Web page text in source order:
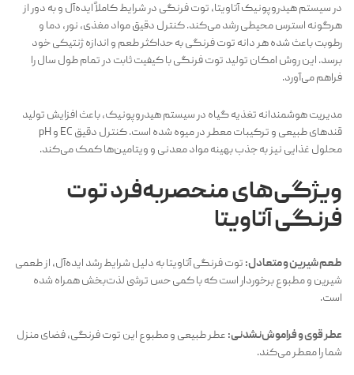
در سیستم هیدروپونیک آتاویتا، توت فرنگی در شرایط کاملاً ایده‌آل و به دور از
هرگونه استرس محیطی رشد می‌کند. کنترل دقیق مواد مغذی، نور، دما و
رطوبت باعث شده هر دانه توت فرنگی به حداکثر طعم و اندازه ژنتیکی خود
برسد. این روش امکان تولید توت فرنگی با کیفیت ثابت در تمام طول سال را
فراهم می‌آورد.
مدیریت هوشمندانه تغذیه گیاه در سیستم هیدروپونیک، باعث افزایش تولید
قندهای طبیعی و ترکیبات معطر در میوه شده است. کنترل دقیق EC و pH
محلول غذایی نیز به جذب بهینه مواد معدنی و ویتامین‌ها کمک می‌کند.
ویژگی‌های منحصربه‌فرد توت
فرنگی آتاویتا
طعم شیرین و متعادل: توت فرنگی آتاویتا به دلیل شرایط رشد ایده‌آل، از طعمی
شیرین و مطبوع برخوردار است که با کمی حس ترشی لذت‌بخش همراه شده
است.
عطر قوی و فراموش‌نشدنی: عطر طبیعی و مطبوع این توت فرنگی، فضای منزل
شما را معطر می‌کند.